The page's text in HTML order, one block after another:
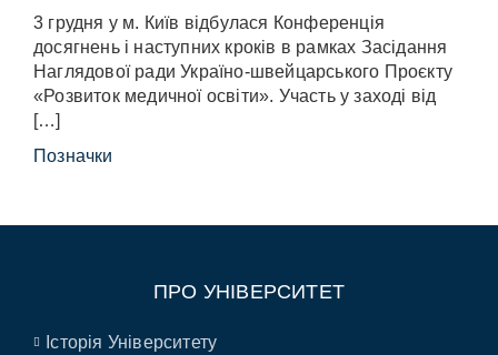
3 грудня у м. Київ відбулася Конференція
досягнень і наступних кроків в рамках Засідання
Наглядової ради Україно-швейцарського Проєкту
«Розвиток медичної освіти». Участь у заході від
[…]
Позначки
ПРО УНІВЕРСИТЕТ
Історія Університету